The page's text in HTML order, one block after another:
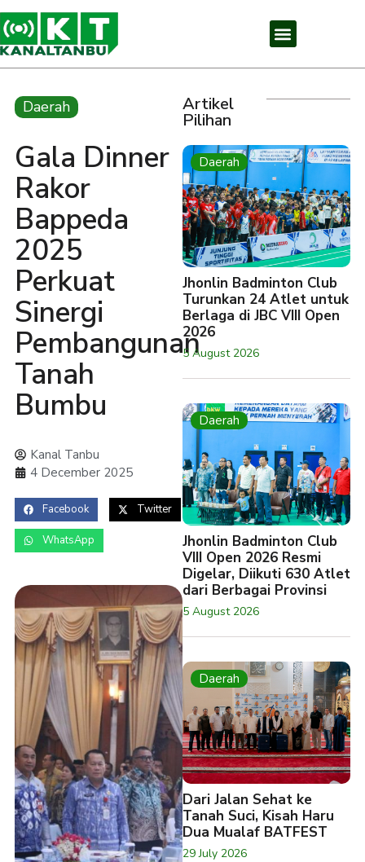
Daerah
Gala Dinner
Rakor
Bappeda
2025
Perkuat
Sinergi
Pembangunan
Tanah
Bumbu
Kanal Tanbu
4 December 2025
Facebook Twitter
WhatsApp
Artikel
Pilihan
Daerah
Jhonlin Badminton Club
Turunkan 24 Atlet untuk
Berlaga di JBC VIII Open
2026
5 August 2026
Daerah
Jhonlin Badminton Club
VIII Open 2026 Resmi
Digelar, Diikuti 630 Atlet
dari Berbagai Provinsi
5 August 2026
Daerah
Dari Jalan Sehat ke
Tanah Suci, Kisah Haru
Dua Mualaf BATFEST
29 July 2026